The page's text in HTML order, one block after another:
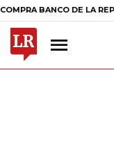
BANCO DE LA REPÚBLICA